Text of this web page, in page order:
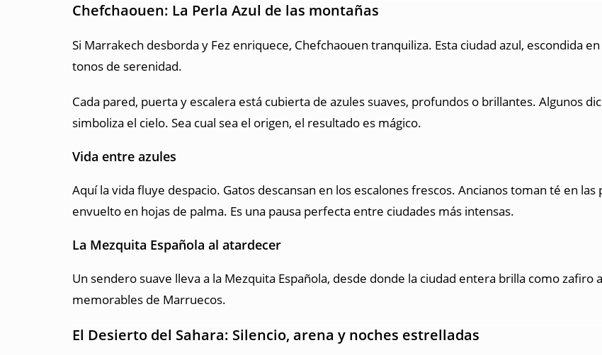
Chefchaouen: La Perla Azul de las montañas
Si Marrakech desborda y Fez enriquece, Chefchaouen tranquiliza. Esta ciudad azul, escondida
tonos de serenidad.
Cada pared, puerta y escalera está cubierta de azules suaves, profundos o brillantes. Algunos
simboliza el cielo. Sea cual sea el origen, el resultado es mágico.
Vida entre azules
Aquí la vida fluye despacio. Gatos descansan en los escalones frescos. Ancianos toman té en
envuelto en hojas de palma. Es una pausa perfecta entre ciudades más intensas.
La Mezquita Española al atardecer
Un sendero suave lleva a la Mezquita Española, desde donde la ciudad entera brilla como zafiro
memorables de Marruecos.
El Desierto del Sahara: Silencio, arena y noches estrelladas